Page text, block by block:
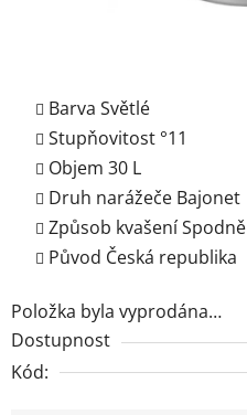
Barva Světlé
Stupňovitost °11
Objem 30 L
Druh narážeče Bajonet
Způsob kvašeníSpodně
Původ Česká republika
Položka byla vyprodána…
Dostupnost
Kód: